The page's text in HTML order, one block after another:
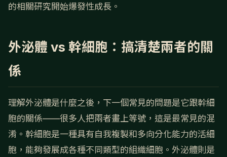
的相關研究開始爆發性成長。
外泌體 vs 幹細胞：搞清楚兩者的關
係
理解外泌體是什麼之後，下一個常見的問題是它跟幹細
胞的關係——很多人把兩者畫上等號，這是最常見的混
淆。幹細胞是一種具有自我複製和多向分化能力的活細
胞，能夠發展成各種不同類型的組織細胞。外泌體則是